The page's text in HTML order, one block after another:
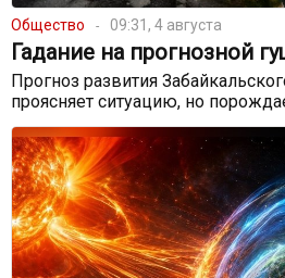
Общество 09:31, 4 августа
Гадание на прогнозной
Прогноз развития
проясняет ситуацию, но